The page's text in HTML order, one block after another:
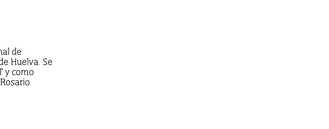
de
Huelva. Se
y como